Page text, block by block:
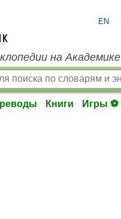
EN
на Академике
Книги Игры ⚽